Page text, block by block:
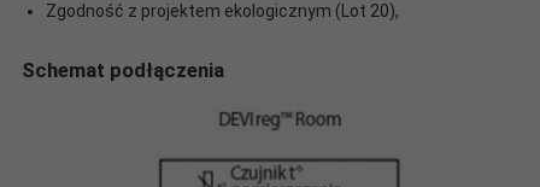
Zgodność z projektem ekologicznym (Lot 20),
Schemat podłączenia